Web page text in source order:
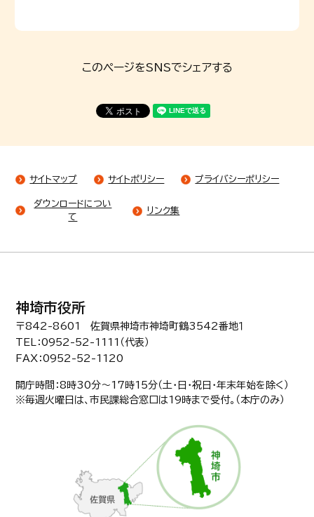
このページをSNSでシェアする
サイトマップ サイトポリシー プライバシーポリシー
ダウンロードについ
て
リンク集
神埼市役所
〒842-8601 佐賀県神埼市神埼町鶴3542番地１
TEL：0952-52-1111（代表）
FAX：0952-52-1120
開庁時間：8時30分〜17時15分（土・日・祝日・年末年始を除く）
※毎週火曜日は、市民課総合窓口は19時まで受付。（本庁のみ）